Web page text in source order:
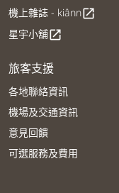
機上雜誌 - kiânnopen_in_new
星宇小舖open_in_new
旅客支援
各地聯絡資訊
機場及交通資訊
意見回饋
可選服務及費用